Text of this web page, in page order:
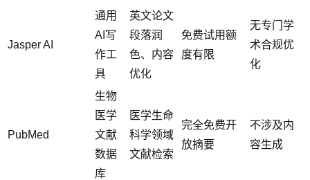
Jasper AI
通用
AI写
作工
具
英文论文
段落润
色、内容
优化
免费试用额
度有限
无专门学
术合规优
化
PubMed
生物
医学
文献
数据
库
医学生命
科学领域
文献检索
完全免费开
放摘要
不涉及内
容生成